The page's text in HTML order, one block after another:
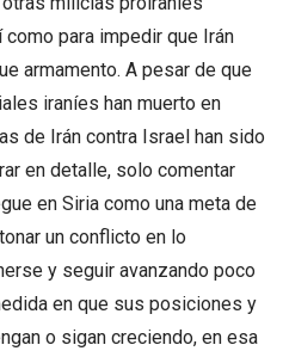
para impedir que Irán
armamento. A pesar de que
iraníes han muerto en
de Irán contra Israel han sido
en detalle, solo comentar
en Siria como una meta de
un conflicto en lo
y seguir avanzando poco
en que sus posiciones y
o sigan creciendo, en esa